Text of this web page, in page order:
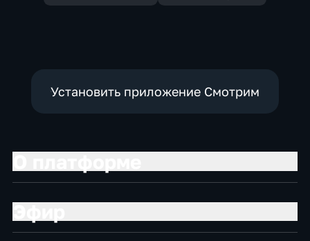
Установить приложение Смотрим